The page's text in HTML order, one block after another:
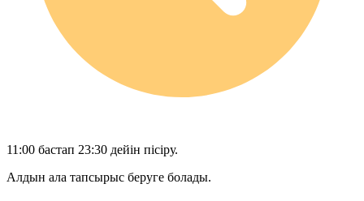
11:00 бастап 23:30 дейін пісіру.
Алдын ала тапсырыс беруге болады.